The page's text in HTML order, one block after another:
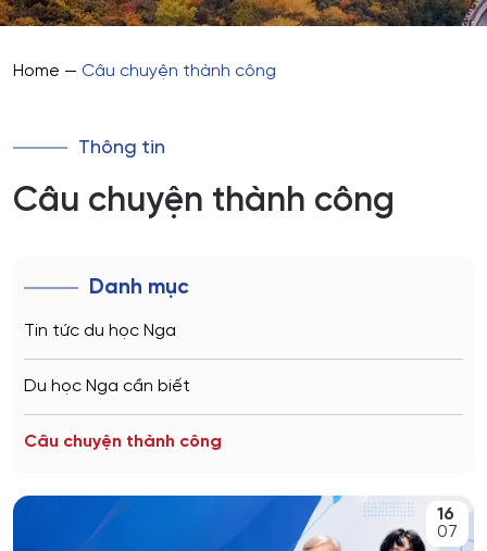
Home — Câu chuyện thành công
Thông tin
Câu chuyện thành công
Danh mục
Tin tức du học Nga
Du học Nga cần biết
Câu chuyện thành công
16
07